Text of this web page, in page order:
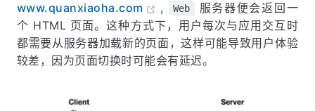
www.quanxiaoha.com
, Web
服务器便会返回一
个 HTML 页面。这种方式下，用户每次与应用交互时
都需要从服务器加载新的页面，这样可能导致用户体验
较差，因为页面切换时可能会有延迟。